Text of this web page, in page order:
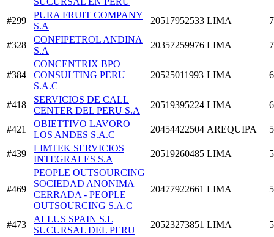
#299
PURA FRUIT COMPANY
S.A
20517952533 LIMA
#328
CONFIPETROL ANDINA
S.A
20357259976 LIMA
#384
CONCENTRIX BPO
CONSULTING PERU
S.A.C
20525011993 LIMA
#418
SERVICIOS DE CALL
CENTER DEL PERU S.A
20519395224 LIMA
#421
OBIETTIVO LAVORO
LOS ANDES S.A.C
20454422504 AREQUIPA
#439
LIMTEK SERVICIOS
INTEGRALES S.A
20519260485 LIMA
#469
PEOPLE OUTSOURCING
SOCIEDAD ANONIMA
CERRADA - PEOPLE
OUTSOURCING S.A.C
20477922661 LIMA
#473
ALLUS SPAIN S.L
SUCURSAL DEL PERU
20523273851 LIMA